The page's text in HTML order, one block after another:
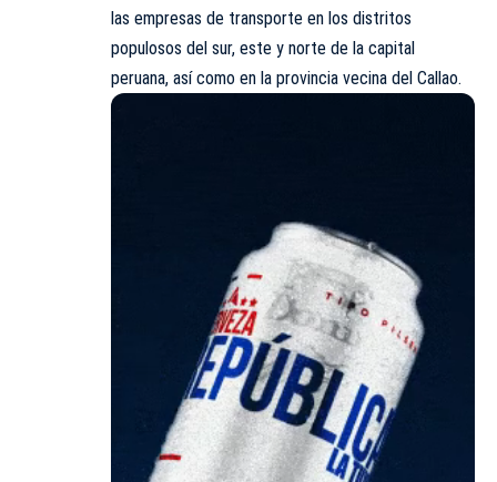
las empresas de transporte en los distritos
populosos del sur, este y norte de la capital
peruana, así como en la provincia vecina del Callao.